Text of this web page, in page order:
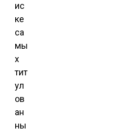
ис
ке
са
мы
х
тит
ул
ов
ан
ны